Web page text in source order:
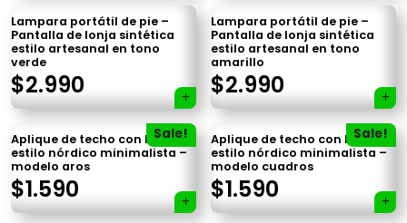
Lampara portátil de pie –
Pantalla de lonja sintética
estilo artesanal en tono
verde
$2.990
Lampara portátil de pie –
Pantalla de lonja sintética
estilo artesanal en tono
amarillo
$2.990
Sale!
Aplique de techo con luz led
estilo nórdico minimalista –
modelo aros
$1.590
Sale!
Aplique de techo con luz led
estilo nórdico minimalista –
modelo cuadros
$1.590